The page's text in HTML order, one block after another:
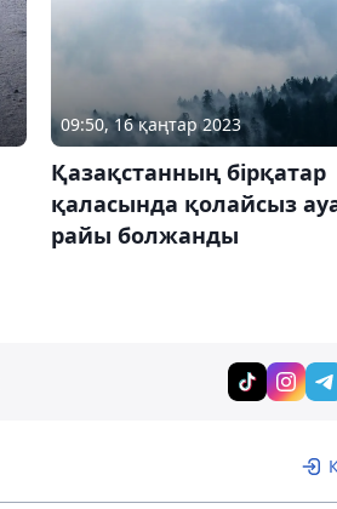
09:50, 16 қаңтар 2023
Қазақстанның бірқатар
қаласында қолайсыз
райы болжанды